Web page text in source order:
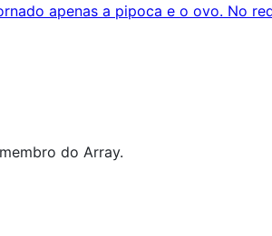
do Array.